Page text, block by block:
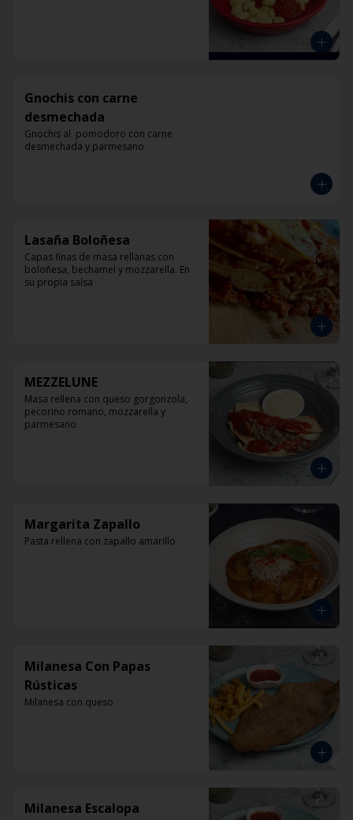
Gnochis con carne
desmechada
Gnochis al  pomodoro con carne
desmechada y parmesano
Lasaña Boloñesa
Capas finas de masa rellanas con
boloñesa, bechamel y mozzarella. En
su propia salsa
MEZZELUNE
Masa rellena con queso gorgonzola,
pecorino romano, mozzarella y
parmesano
Margarita Zapallo
Pasta rellena con zapallo amarillo
Milanesa Con Papas
Rústicas
Milanesa con queso
Milanesa Escalopa